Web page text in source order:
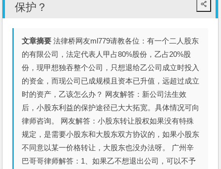
保护？
文章摘要 法律桥网友ml779请教各位：有一个二人股东
的有限公司，法定代表人甲占80%股份，乙占20%股
份，现甲想独吞整个公司，只想退给乙公司成立时投入
的资金，而现公司已成规模且资本已升值，远超过成立
时的资产，乙该怎么办？ 网友解答：新公司法生效
后，小股东利益的保护途径已大大拓宽。具体情况可向
律师咨询。 网友解答：小股东转让股权如果没有特殊
规定，是需要小股东和大股东双方协议的，如果小股东
不同意以某一价格转让，大股东也没办法呀。 广州辛
巴哥哥律师解答：1、如果乙不想退出公司，可以不予